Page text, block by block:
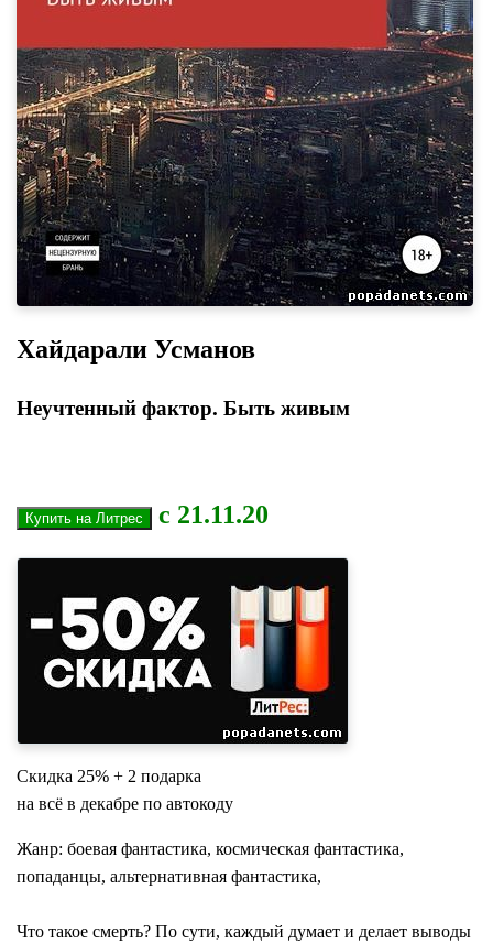
Хайдарали Усманов
Неучтенный фактор. Быть живым
с 21.11.20
Скидка 25% + 2 подарка
на всё в декабре по автокоду
Жанр: боевая фантастика, космическая фантастика,
попаданцы, альтернативная фантастика,
Что такое смерть? По сути, каждый думает и делает выводы